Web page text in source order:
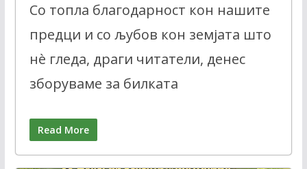
Со топла благодарност кон нашите
предци и со љубов кон земјата што
нè гледа, драги читатели, денес
зборуваме за билката
Read More